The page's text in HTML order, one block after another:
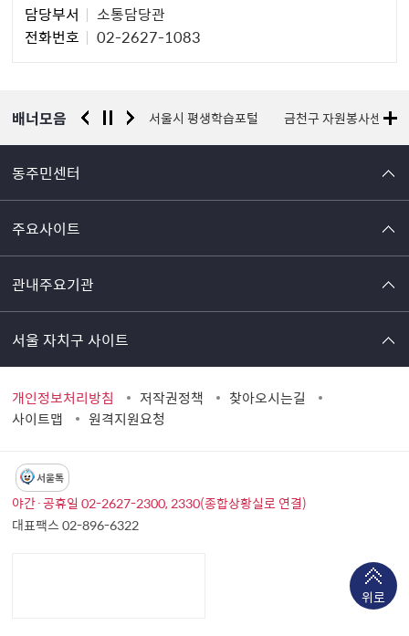
자
담당부서
소통담당관
전화번호
02-2627-1083
배너모음
경찰청 유실물 통합포털 서울시 평생학습포털 금천구 자원봉사센터
동주민센터
주요사이트
관내주요기관
서울 자치구 사이트
개인정보처리방침 저작권정책
찾아오시는길
사이트맵
원격지원요청
위로
서울톡
야간·공휴일 02-2627-2300, 2330(종합상황실로 연결)
대표팩스 02-896-6322